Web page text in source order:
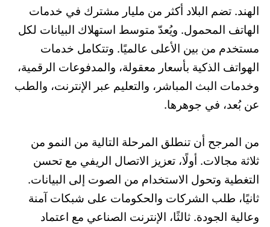
الهند. تضم البلاد أكثر من مليار مشترك في خدمات
الهاتف المحمول. ويُعدّ متوسط استهلاك البيانات لكل
مستخدم من بين الأعلى عالميًا. وتتكامل خدمات
الهواتف الذكية بأسعار معقولة، والمدفوعات الرقمية،
وخدمات البث المباشر، والتعليم عبر الإنترنت، والطب
عن بُعد، في جوهرها.
من المرجح أن تنطلق المرحلة التالية من النمو من
ثلاثة مجالات. أولًا، تعزيز الاتصال الريفي مع تحسن
التغطية وتحول الاستخدام من الصوت إلى البيانات.
ثانيًا، طلب الشركات والحكومات على شبكات آمنة
وعالية الجودة. ثالثًا، الإنترنت الصناعي مع اعتماد